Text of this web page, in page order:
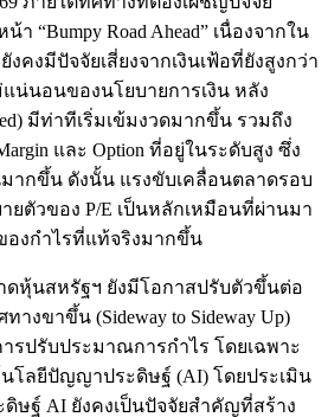
“Bumpy Road Ahead” เนื่องจากใน
งคงมีปัจจัยเสี่ยงจากเงินเฟ้อที่ยังสูงกว่า
น่นอนของนโยบายการเงิน หลัง
มีท่าทีเริ่มเข้มงวดมากขึ้น รวมถึง
และ Option ที่อยู่ในระดับสูง ซึ่ง
ากขึ้น ดังนั้น แรงขับเคลื่อนตลาดรอบ
ยตัวของ P/E เป็นหลักเหมือนที่ผ่านมา
องกำไรที่แท้จริงมากขึ้น
ดหุ้นสหรัฐฯ ยังมีโอกาสปรับตัวขึ้นต่อ
งขาขึ้น (Sideway to Sideway Up)
รปรับประมาณการกำไร โดยเฉพาะ
โลยีปัญญาประดิษฐ์ (AI) โดยประเมิน
ษฐ์ AI ยังคงเป็นปัจจัยสำคัญที่สร้าง